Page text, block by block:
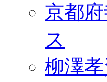
京都
ス
柳澤